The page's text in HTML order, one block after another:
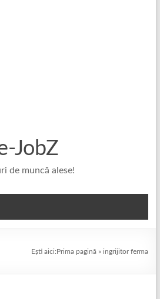
JobZ
de muncă alese!
Ești aici:Prima pagină »ingrijitor ferma